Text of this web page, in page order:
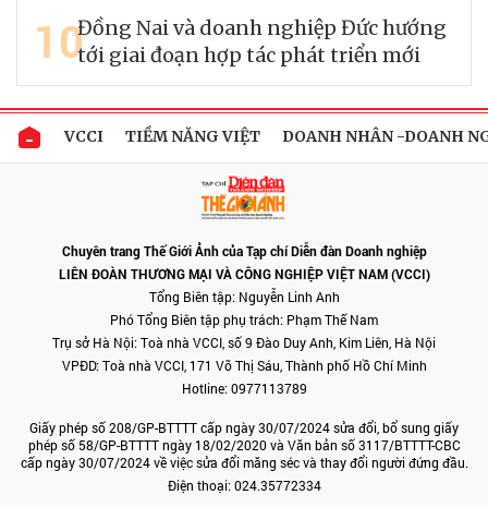
10Đồng Nai và doanh nghiệp Đức hướng
tới giai đoạn hợp tác phát triển mới
VCCI TIỀM NĂNG VIỆT DOANH NHÂN -DOANH
Chuyên trang Thế Giới Ảnh của Tạp chí Diễn đàn Doanh nghiệp
LIÊN ĐOÀN THƯƠNG MẠI VÀ CÔNG NGHIỆP VIỆT NAM (VCCI)
Tổng Biên tập: Nguyễn Linh Anh
Phó Tổng Biên tập phụ trách: Phạm Thế Nam
Trụ sở Hà Nội: Toà nhà VCCI, số 9 Đào Duy Anh, Kim Liên, Hà Nội
VPĐD: Toà nhà VCCI, 171 Võ Thị Sáu, Thành phố Hồ Chí Minh
Hotline: 0977113789
Giấy phép số 208/GP-BTTTT cấp ngày 30/07/2024 sửa đổi, bổ sung giấy
phép số 58/GP-BTTTT ngày 18/02/2020 và Văn bản số 3117/BTTTT-CBC
cấp ngày 30/07/2024 về việc sửa đổi măng séc và thay đổi người đứng đầu.
Điện thoại: 024.35772334